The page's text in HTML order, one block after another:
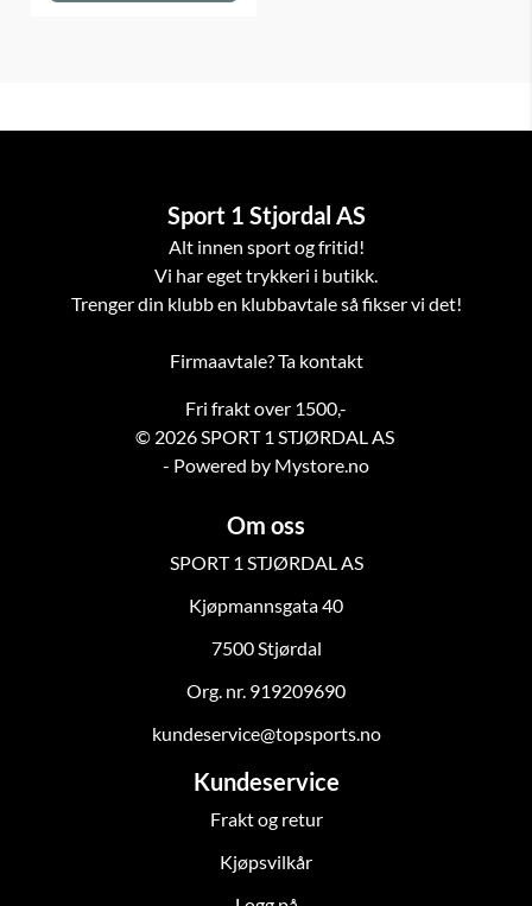
Sport 1 Stjordal AS
Alt innen sport og fritid!
Vi har eget trykkeri i butikk.
Trenger din klubb en klubbavtale så fikser vi det!
Firmaavtale? Ta kontakt
Fri frakt over 1500,-
© 2026 SPORT 1 STJØRDAL AS
- Powered by Mystore.no
Om oss
SPORT 1 STJØRDAL AS
Kjøpmannsgata 40
7500 Stjørdal
Org. nr. 919209690
kundeservice@topsports.no
Kundeservice
Frakt og retur
Kjøpsvilkår